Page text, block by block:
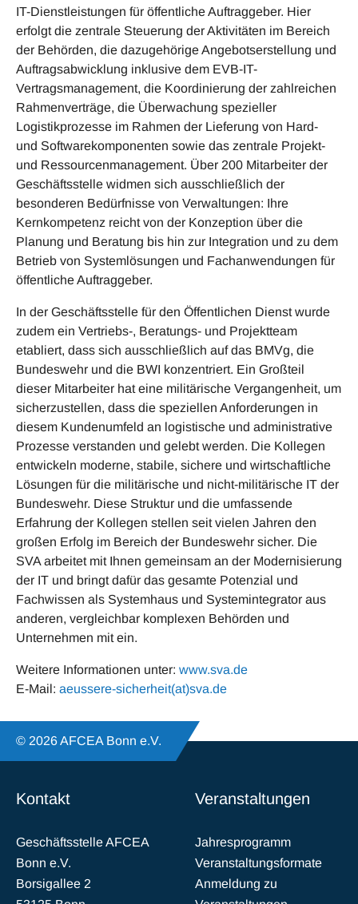
IT-Dienstleistungen für öffentliche Auftraggeber. Hier
erfolgt die zentrale Steuerung der Aktivitäten im Bereich
der Behörden, die dazugehörige Angebotserstellung und
Auftragsabwicklung inklusive dem EVB-IT-
Vertragsmanagement, die Koordinierung der zahlreichen
Rahmenverträge, die Überwachung spezieller
Logistikprozesse im Rahmen der Lieferung von Hard-
und Softwarekomponenten sowie das zentrale Projekt-
und Ressourcenmanagement. Über 200 Mitarbeiter der
Geschäftsstelle widmen sich ausschließlich der
besonderen Bedürfnisse von Verwaltungen: Ihre
Kernkompetenz reicht von der Konzeption über die
Planung und Beratung bis hin zur Integration und zu dem
Betrieb von Systemlösungen und Fachanwendungen für
öffentliche Auftraggeber.
In der Geschäftsstelle für den Öffentlichen Dienst wurde
zudem ein Vertriebs-, Beratungs- und Projektteam
etabliert, dass sich ausschließlich auf das BMVg, die
Bundeswehr und die BWI konzentriert. Ein Großteil
dieser Mitarbeiter hat eine militärische Vergangenheit, um
sicherzustellen, dass die speziellen Anforderungen in
diesem Kundenumfeld an logistische und administrative
Prozesse verstanden und gelebt werden. Die Kollegen
entwickeln moderne, stabile, sichere und wirtschaftliche
Lösungen für die militärische und nicht-militärische IT der
Bundeswehr. Diese Struktur und die umfassende
Erfahrung der Kollegen stellen seit vielen Jahren den
großen Erfolg im Bereich der Bundeswehr sicher. Die
SVA arbeitet mit Ihnen gemeinsam an der Modernisierung
der IT und bringt dafür das gesamte Potenzial und
Fachwissen als Systemhaus und Systemintegrator aus
anderen, vergleichbar komplexen Behörden und
Unternehmen mit ein.
Weitere Informationen unter: www.sva.de
E-Mail: aeussere-sicherheit(at)sva.de
© 2026 AFCEA Bonn e.V.
Kontakt
Geschäftsstelle AFCEA
Bonn e.V.
Borsigallee 2
Veranstaltungen
Jahresprogramm
Veranstaltungsformate
Anmeldung zu